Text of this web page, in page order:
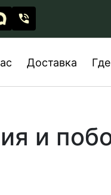
Доставка
и